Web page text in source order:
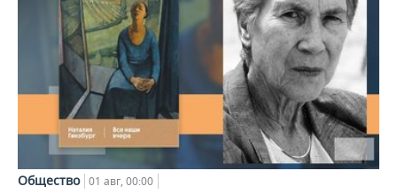
Общество 01 авг, 00:00